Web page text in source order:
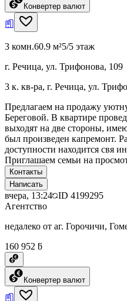
Конвертер валют
3 комн.60.9 м²5/5 этаж
г. Речица, ул. Трифонова, 109
3 к. кв-ра, г. Речица, ул.
Предлагаем на продажу
Береговой. В квартире
выходят на две стороны,
был произведен капремонт.
доступности находится свя
Приглашаем семьи на
Контакты
Написать
вчера, 13:24 ID 4199295
Агентство
недалеко от аг. Горочичи,
160 952 ƃ
Конвертер валют